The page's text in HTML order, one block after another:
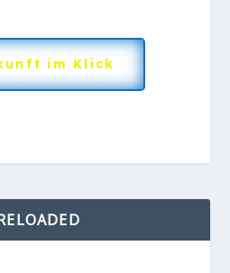
im Klick